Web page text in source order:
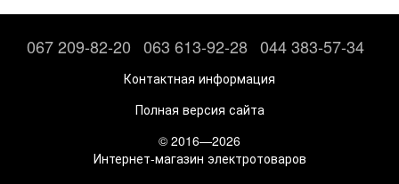
067 209-82-20 063 613-92-28 044 383-57-34
Контактная информация
Полная версия сайта
© 2016—2026
Интернет-магазин электротоваров